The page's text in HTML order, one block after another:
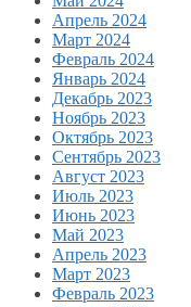
Апрель 2024
Март 2024
Февраль 2024
Январь 2024
Декабрь 2023
Ноябрь 2023
Октябрь 2023
Сентябрь 2023
Август 2023
Июль 2023
Июнь 2023
Май 2023
Апрель 2023
Март 2023
Февраль 2023